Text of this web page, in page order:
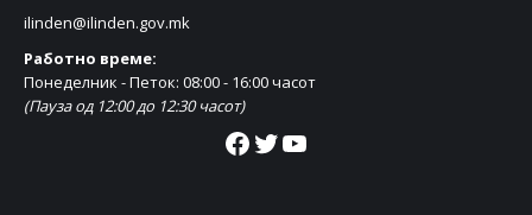
ilinden@ilinden.gov.mk
Работно време:
Понеделник - Петок: 08:00 - 16:00 часот
(Пауза од 12:00 до 12:30 часот)
Facebook Twitter YouTube